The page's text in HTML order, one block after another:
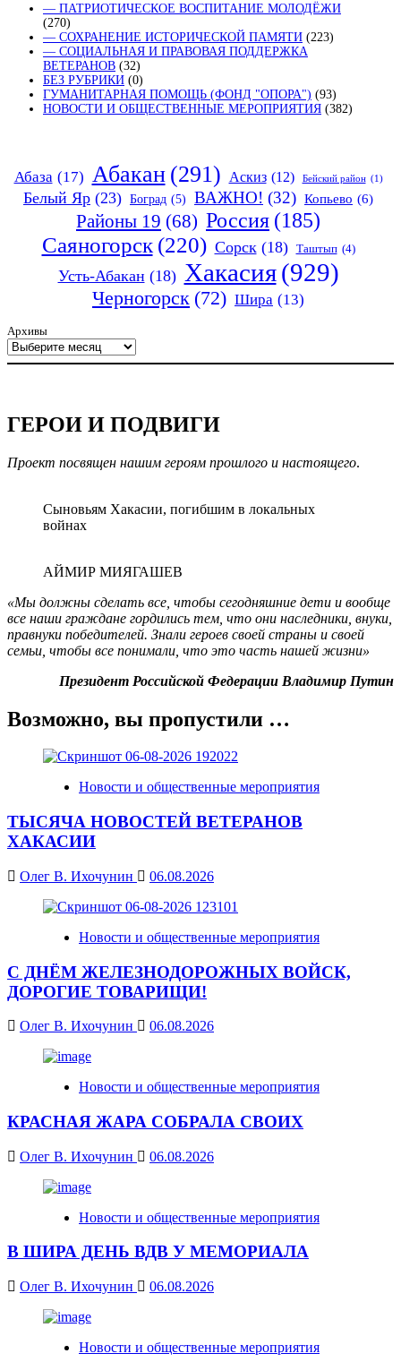
— ПАТРИОТИЧЕСКОЕ ВОСПИТАНИЕ МОЛОДЁЖИ
(270)
— СОХРАНЕНИЕ ИСТОРИЧЕСКОЙ ПАМЯТИ (223)
— СОЦИАЛЬНАЯ И ПРАВОВАЯ ПОДДЕРЖКА
ВЕТЕРАНОВ (32)
БЕЗ РУБРИКИ (0)
ГУМАНИТАРНАЯ ПОМОЩЬ (ФОНД "ОПОРА") (93)
НОВОСТИ И ОБЩЕСТВЕННЫЕ МЕРОПРИЯТИЯ (382)
Абаза (17) Абакан (291) Аскиз (12) Бейский район (1)
Белый Яр (23) Боград (5) ВАЖНО! (32) Копьево (6)
Районы 19 (68) Россия (185)
Саяногорск (220) Сорск (18) Таштып (4)
Усть-Абакан (18) Хакасия (929)
Черногорск (72) Шира (13)
Архивы
ГЕРОИ И ПОДВИГИ
Проект посвящен нашим героям прошлого и настоящего.
Сыновьям Хакасии, погибшим в локальных
войнах
АЙМИР МИЯГАШЕВ
«Мы должны сделать все, чтобы сегодняшние дети и вообще
все наши граждане гордились тем, что они наследники, внуки,
правнуки победителей. Знали героев своей страны и своей
семьи, чтобы все понимали, что это часть нашей жизни»
Президент Российской Федерации Владимир Путин
Возможно, вы пропустили …
Новости и общественные мероприятия
ТЫСЯЧА НОВОСТЕЙ ВЕТЕРАНОВ
ХАКАСИИ
Олег В. Ихочунин 06.08.2026
Новости и общественные мероприятия
С ДНЁМ ЖЕЛЕЗНОДОРОЖНЫХ ВОЙСК,
ДОРОГИЕ ТОВАРИЩИ!
Олег В. Ихочунин 06.08.2026
Новости и общественные мероприятия
КРАСНАЯ ЖАРА СОБРАЛА СВОИХ
Олег В. Ихочунин 06.08.2026
Новости и общественные мероприятия
В ШИРА ДЕНЬ ВДВ У МЕМОРИАЛА
Олег В. Ихочунин 06.08.2026
Новости и общественные мероприятия